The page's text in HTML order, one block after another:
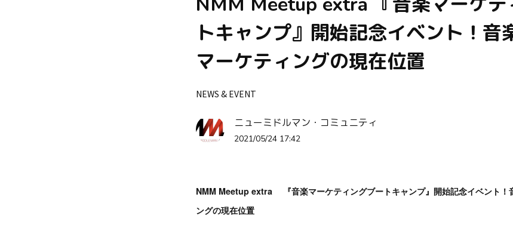
トキャンプ』開始記念イベント！音
マーケティングの現在位置
NEWS & EVENT
ニューミドルマン・コミュニティ
2021/05/24 17:42
NMM Meetup extra 『音楽マーケティングブートキャンプ』開始記念イベント！
ングの現在位置